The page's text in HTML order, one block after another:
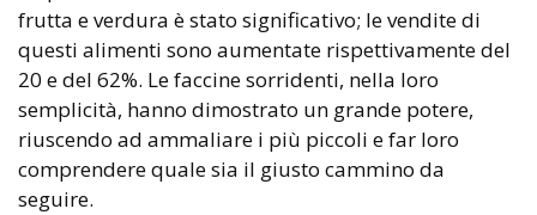
frutta e verdura è stato significativo; le vendite di
questi alimenti sono aumentate rispettivamente del
20 e del 62%. Le faccine sorridenti, nella loro
semplicità, hanno dimostrato un grande potere,
riuscendo ad ammaliare i più piccoli e far loro
comprendere quale sia il giusto cammino da
seguire.